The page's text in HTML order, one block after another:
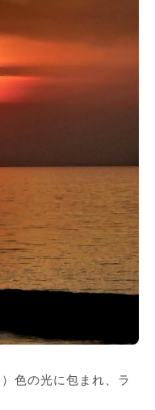
色の光に包まれ、ラ